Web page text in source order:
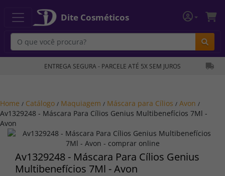
Dite Cosméticos
ENTREGA SEGURA - PARCELE ATÉ 5X SEM JUROS
Home / Catálogo / Maquiagem / Máscara para Cílios / Avon /
Av1329248 - Máscara Para Cílios Genius Multibenefícios 7Ml -
Avon
Av1329248 - Máscara Para Cílios Genius
Multibenefícios 7Ml - Avon